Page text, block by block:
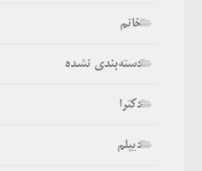
خانم
دسته‌بندی نشده
دکترا
دیپلم